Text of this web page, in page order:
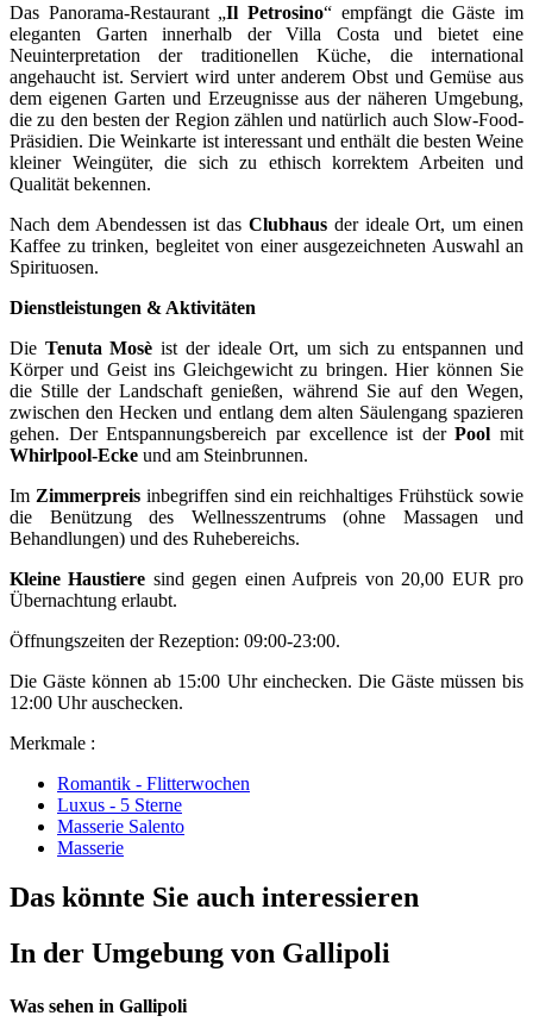
Das Panorama-Restaurant „Il Petrosino“ empfängt die Gäste im
eleganten Garten innerhalb der Villa Costa und bietet eine
Neuinterpretation der traditionellen Küche, die international
angehaucht ist. Serviert wird unter anderem Obst und Gemüse aus
dem eigenen Garten und Erzeugnisse aus der näheren Umgebung,
die zu den besten der Region zählen und natürlich auch Slow-Food-
Präsidien. Die Weinkarte ist interessant und enthält die besten Weine
kleiner Weingüter, die sich zu ethisch korrektem Arbeiten und
Qualität bekennen.
Nach dem Abendessen ist das Clubhaus der ideale Ort, um einen
Kaffee zu trinken, begleitet von einer ausgezeichneten Auswahl an
Spirituosen.
Dienstleistungen & Aktivitäten
Die Tenuta Mosè ist der ideale Ort, um sich zu entspannen und
Körper und Geist ins Gleichgewicht zu bringen. Hier können Sie
die Stille der Landschaft genießen, während Sie auf den Wegen,
zwischen den Hecken und entlang dem alten Säulengang spazieren
gehen. Der Entspannungsbereich par excellence ist derPool mit
Whirlpool-Ecke und am Steinbrunnen.
Im Zimmerpreisinbegriffen sind ein reichhaltiges Frühstück sowie
die Benützung des Wellnesszentrums (ohne Massagen und
Behandlungen) und des Ruhebereichs.
Kleine Haustiere sind gegen einen Aufpreis von 20,00 EUR pro
Übernachtung erlaubt.
Öffnungszeiten der Rezeption: 09:00-23:00.
Die Gäste können ab 15:00 Uhr einchecken. Die Gäste müssen bis
12:00 Uhr auschecken.
Merkmale :
Romantik - Flitterwochen
Luxus - 5 Sterne
Masserie Salento
Masserie
Das könnte Sie auch interessieren
In der Umgebung von Gallipoli
Was sehen in Gallipoli